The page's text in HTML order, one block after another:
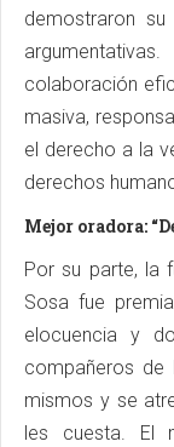
demostraron
colaboración
masiva,
el derecho a la
derechos
Mejor oradora:
Por su parte, la
Sosa fue
elocuencia y
compañeros
mismos y se
les cuesta. El